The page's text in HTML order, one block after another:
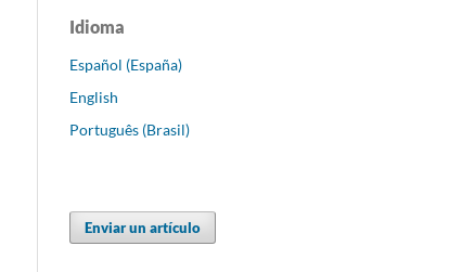
Idioma
Español (España)
English
Português (Brasil)
Enviar un artículo